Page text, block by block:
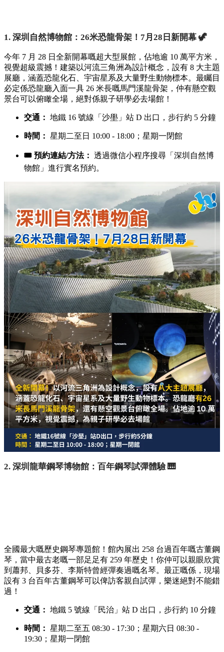
1. 深圳自然博物館：26米恐龍骨架！7月28日新開幕 🦖
今年 7 月 28 日全新開幕嘅超大型展館，佔地逾 10 萬平方米，
視覺超級震撼！建築以河流三角洲為設計概念，設有 8 大主題
展廳，涵蓋恐龍化石、宇宙星系及大量野生動物標本。最矚目
必定係恐龍廳入面一具 26 米長嘅馬門溪龍骨架，仲有懸空觀
景台可以俯瞰全場，絕對係親子研學必去場館！
交通： 地鐵 16 號線「沙壆」站 D 出口，步行約 5 分鐘
時間： 星期二至日 10:00 - 18:00；星期一閉館
🎟️ 預約連結/方法： 透過微信小程序搜尋「深圳自然博
物館」進行實名預約。
2. 深圳龍華鋼琴博物館：百年鋼琴試彈體驗 🎹
全國最大嘅歷史鋼琴專題館！館內展出 258 台過百年嘅古董鋼
琴，當中最古老嘅一部足足有 259 年歷史！你仲可以親眼欣賞
到蕭邦、貝多芬、李斯特曾經彈奏過嘅名琴。最正嘅係，現場
設有 3 台百年古董鋼琴可以俾訪客親自試彈，樂迷絕對不能錯
過！
交通： 地鐵 5 號線「民治」站 D 出口，步行約 10 分鐘
時間： 星期二至五 08:30 - 17:30；星期六日 08:30 -
19:30；星期一閉館